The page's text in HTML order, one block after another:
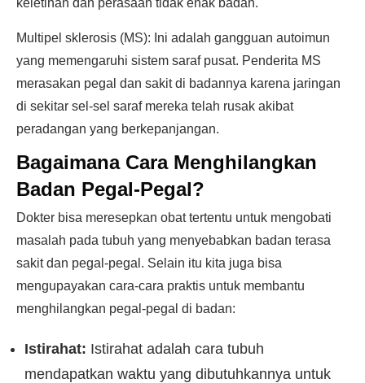
keletihan dan perasaan tidak enak badan.
Multipel sklerosis (MS): Ini adalah gangguan autoimun
yang memengaruhi sistem saraf pusat. Penderita MS
merasakan pegal dan sakit di badannya karena jaringan
di sekitar sel-sel saraf mereka telah rusak akibat
peradangan yang berkepanjangan.
Bagaimana Cara Menghilangkan
Badan Pegal-Pegal?
Dokter bisa meresepkan obat tertentu untuk mengobati
masalah pada tubuh yang menyebabkan badan terasa
sakit dan pegal-pegal. Selain itu kita juga bisa
mengupayakan cara-cara praktis untuk membantu
menghilangkan pegal-pegal di badan:
Istirahat: Istirahat adalah cara tubuh
mendapatkan waktu yang dibutuhkannya untuk